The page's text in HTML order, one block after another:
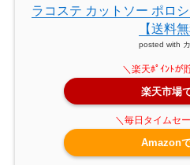
ラコステ カットソー ポロ
【送料無
posted with
楽天市場
Amazon